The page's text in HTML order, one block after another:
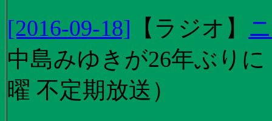
[2016-09-18] 【 ラジオ 】
中島みゆきが26年ぶり
曜 不定期放送）